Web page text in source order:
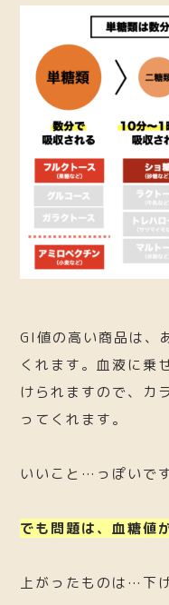
GI値の高い商品は、
くれます。血液に乗
けられますので、カ
ってくれます。
いいこと…っぽいで
でも問題は、血糖値
上がったものは…下